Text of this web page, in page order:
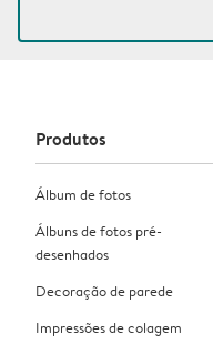
Produtos
Álbum de fotos
Álbuns de fotos pré-
desenhados
Decoração de parede
Impressões de colagem